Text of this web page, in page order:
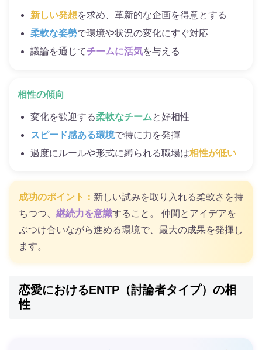
新しい発想を求め、革新的な企画を得意とする
柔軟な姿勢で環境や状況の変化にすぐ対応
議論を通じてチームに活気を与える
相性の傾向
変化を歓迎する柔軟なチームと好相性
スピード感ある環境で特に力を発揮
過度にルールや形式に縛られる職場は相性が低い
成功のポイント： 新しい試みを取り入れる柔軟さを持
ちつつ、 継続力を意識すること。 仲間とアイデアを
ぶつけ合いながら進める環境で、最大の成果を発揮し
ます。
恋愛におけるENTP（討論者タイプ）の相
性